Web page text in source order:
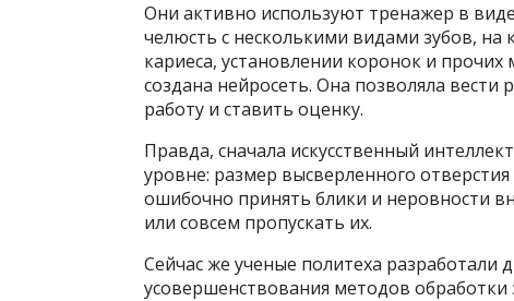
Они активно используют тренажер в
челюсть с несколькими видами зубов, на
кариеса, установлении коронок и
создана нейросеть. Она позволяла
работу и ставить оценку.
Правда, сначала искусственный
уровне: размер высверленного
ошибочно принять блики и неровности
или совсем пропускать их.
Сейчас же ученые политеха разработали
усовершенствования методов обработки